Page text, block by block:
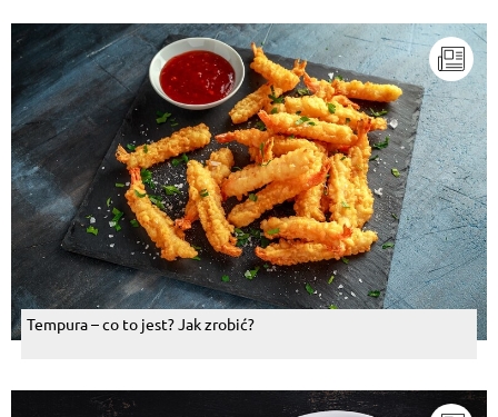
Tempura – co to jest? Jak zrobić?